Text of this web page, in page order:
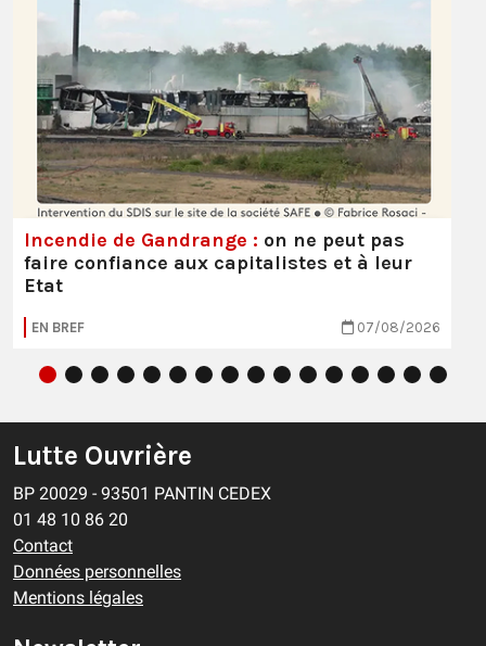
Incendie de Gandrange : on ne peut pas
faire confiance aux capitalistes et à leur
Etat
EN BREF 07/08/2026
Lutte Ouvrière
BP 20029 - 93501 PANTIN CEDEX
01 48 10 86 20
Contact
Données personnelles
Mentions légales